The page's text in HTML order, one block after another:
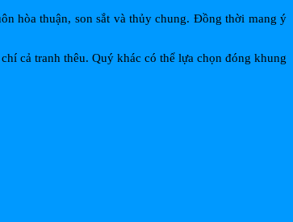
hòa thuận, son sắt và thủy chung. Đồng thời mang ý
cả tranh thêu. Quý khác có thể lựa chọn đóng khung